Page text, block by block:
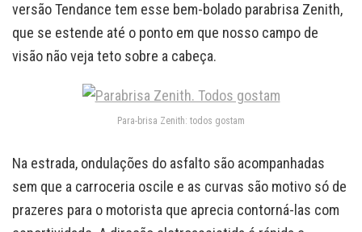
versão Tendance tem esse bem-bolado parabrisa Zenith,
que se estende até o ponto em que nosso campo de
visão não veja teto sobre a cabeça.
Para-brisa Zenith: todos gostam
Na estrada, ondulações do asfalto são acompanhadas
sem que a carroceria oscile e as curvas são motivo só de
prazeres para o motorista que aprecia contorná-las com